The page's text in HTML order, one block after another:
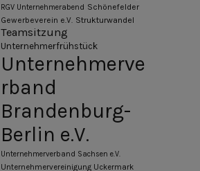
RGV Unternehmerabend Schönefelder
Gewerbeverein e.V. Strukturwandel
Teamsitzung
Unternehmerfrühstück
Unternehmerve
rband
Brandenburg-
Berlin e.V.
Unternehmerverband Sachsen e.V.
Unternehmervereinigung Uckermark